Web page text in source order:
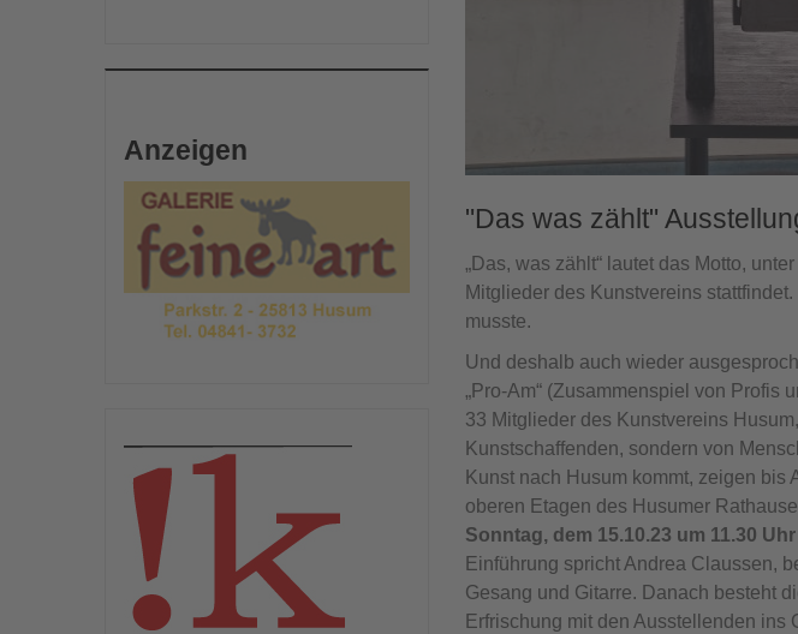
"Das was zählt"
„Das, was zählt“ lautet das Motto,
Mitglieder des Kunstvereins
musste.
Und deshalb auch wieder
„Pro-Am“ (Zusammenspiel von Profis
33 Mitglieder des Kunstvereins
Kunstschaffenden, sondern von
Kunst nach Husum kommt, zeigen bis
oberen Etagen des Husumer
Sonntag, dem 15.10.23 um 11.30
Einführung spricht Andrea Claussen,
Gesang und Gitarre. Danach besteht
Erfrischung mit den Ausstellenden ins
Anzeigen